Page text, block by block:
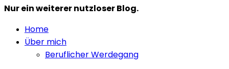
Nur ein weiterer nutzloser Blog.
Home
Über mich
Beruflicher Werdegang